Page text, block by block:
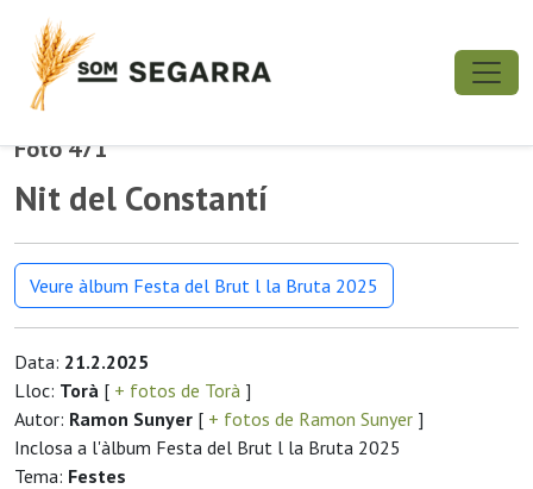
Foto 471
Nit del Constantí
Veure àlbum Festa del Brut l la Bruta 2025
Data: 21.2.2025
Lloc: Torà [ + fotos de Torà ]
Autor: Ramon Sunyer [ + fotos de Ramon Sunyer ]
Inclosa a l'àlbum Festa del Brut l la Bruta 2025
Tema: Festes